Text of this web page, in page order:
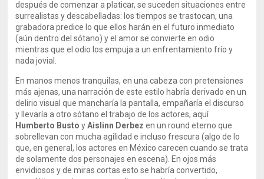
después de comenzar a platicar, se suceden situaciones entre
surrealistas y descabelladas: los tiempos se trastocan, una
grabadora predice lo que ellos harán en el futuro inmediato
(aún dentro del sótano) y el amor se convierte en odio
mientras que el odio los empuja a un enfrentamiento frío y
nada jovial.
En manos menos tranquilas, en una cabeza con pretensiones
más ajenas, una narración de este estilo habría derivado en un
delirio visual que mancharía la pantalla, empañaría el discurso
y llevaría a otro sótano el trabajo de los actores, aquí
Humberto Busto yAislinn Derbez en un round eterno que
sobrellevan con mucha agilidad e incluso frescura (algo de lo
que, en general, los actores en México carecen cuando se trata
de solamente dos personajes en escena). En ojos más
envidiosos y de miras cortas esto se habría convertido,